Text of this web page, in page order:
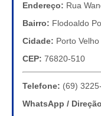
Endereço: Rua
Bairro: Flodoaldo
Cidade: Porto
CEP: 76820-510
Telefone: (69)
WhatsApp /